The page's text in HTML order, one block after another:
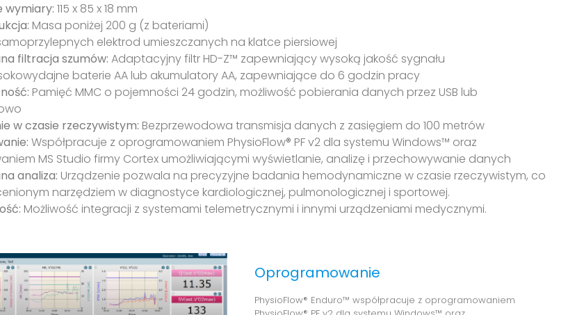
wymiary: 115 x 85 x 18 mm
Masa poniżej 200 g (z bateriami)
elektrod umieszczanych na klatce piersiowej
filtracja szumów: Adaptacyjny filtr HD-Z™ zapewniający wysoką jakość sygnału
baterie AA lub akumulatory AA, zapewniające do 6 godzin pracy
Pamięć MMC o pojemności 24 godzin, możliwość pobierania danych przez USB lub
w czasie rzeczywistym: Bezprzewodowa transmisja danych z zasięgiem do 100 metrów
Współpracuje z oprogramowaniem PhysioFlow® PF v2 dla systemu Windows™ oraz
MS Studio firmy Cortex umożliwiającymi wyświetlanie, analizę i przechowywanie danych
analiza: Urządzenie pozwala na precyzyjne badania hemodynamiczne w czasie rzeczywistym, co
narzędziem w diagnostyce kardiologicznej, pulmonologicznej i sportowej.
Możliwość integracji z systemami telemetrycznymi i innymi urządzeniami medycznymi.
Oprogramowanie
PhysioFlow® Enduro™ współpracuje z oprogramowaniem